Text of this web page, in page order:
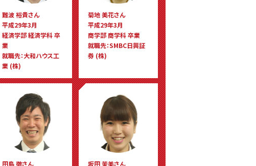
難波 裕貴さん
平成29年3月
経済学部 経済学科 卒
業
就職先：大和ハウス工
業 (株)
菊地 美花さん
平成29年3月
商学部 商学科 卒業
就職先：SMBC日興証
券 (株)
田島 徹さん 坂田 茉美さん